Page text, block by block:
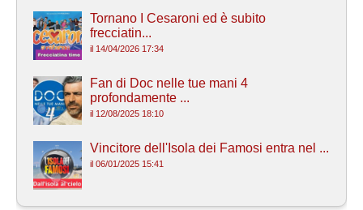
Tornano I Cesaroni ed è subito
frecciatin...
il 14/04/2026 17:34
Fan di Doc nelle tue mani 4
profondamente ...
il 12/08/2025 18:10
Vincitore dell'Isola dei Famosi entra nel ...
il 06/01/2025 15:41